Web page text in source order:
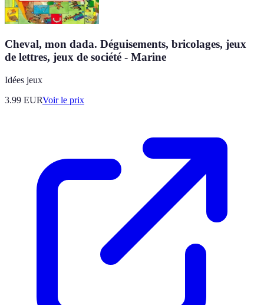
Cheval, mon dada. Déguisements, bricolages, jeux
de lettres, jeux de société - Marine
Idées jeux
3.99 EURVoir le prix